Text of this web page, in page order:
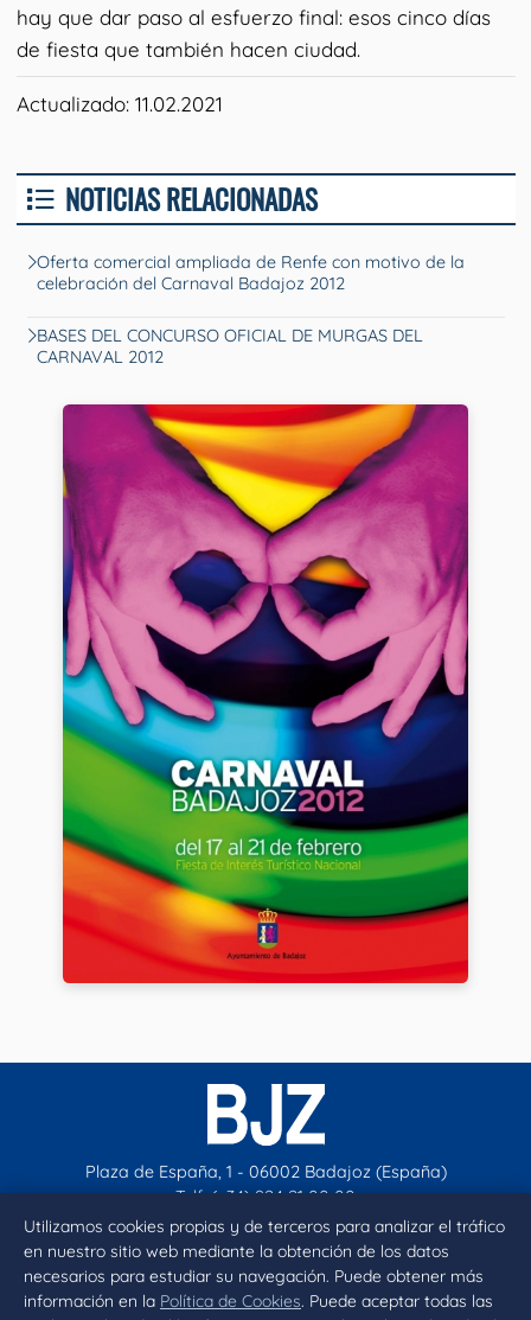
Utilizamos cookies propias y de terceros para analizar el tráfico
en nuestro sitio web mediante la obtención de los datos
necesarios para estudiar su navegación. Puede obtener más
información en la Política de Cookies. Puede aceptar todas las
hay que dar paso al esfuerzo final: esos cinco días
de fiesta que también hacen ciudad.
Actualizado: 11.02.2021
NOTICIAS RELACIONADAS
Oferta comercial ampliada de Renfe con motivo de la
celebración del Carnaval Badajoz 2012
BASES DEL CONCURSO OFICIAL DE MURGAS DEL
CARNAVAL 2012
Plaza de España, 1 - 06002 Badajoz (España)
Telf. (+34) 924 21 00 00
contacto@aytobadajoz.es
Facebook
X Instagram
YouTube